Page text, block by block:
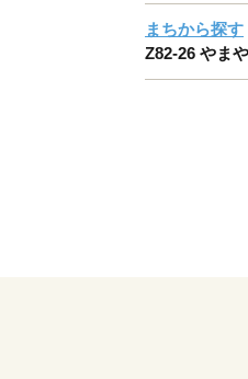
まちから探す
Z82-26 やま